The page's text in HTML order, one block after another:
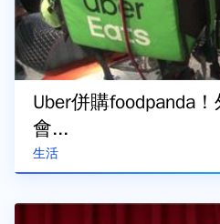
生活
Uber併購foodpanda
會...